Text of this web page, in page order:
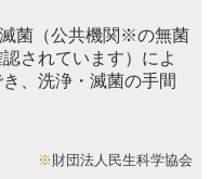
菌（公共機関※の無菌
されています）によ
、洗浄・滅菌の手間
※ 財団法人民生科学協会